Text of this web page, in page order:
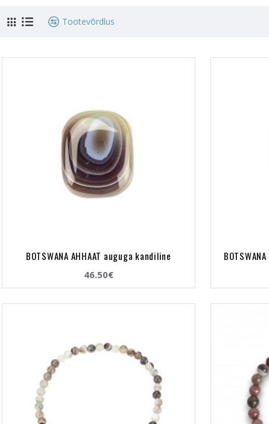
Tootevõrdlus
BOTSWANA AHHAAT auguga kandiline
46.50€